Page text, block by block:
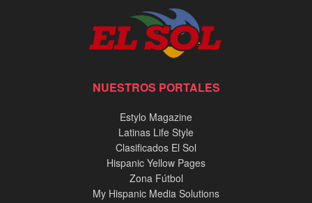
NUESTROS PORTALES
Estylo Magazine
Latinas Life Style
Clasificados El Sol
Hispanic Yellow Pages
Zona Fútbol
My Hispanic Media Solutions